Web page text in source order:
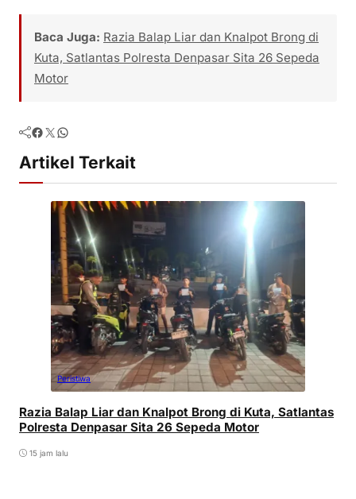
Baca Juga: Razia Balap Liar dan Knalpot Brong di
Kuta, Satlantas Polresta Denpasar Sita 26 Sepeda
Motor
Facebook Twitter WhatsApp
Artikel Terkait
Peristiwa
Razia Balap Liar dan Knalpot Brong di Kuta, Satlantas
Polresta Denpasar Sita 26 Sepeda Motor
15 jam lalu